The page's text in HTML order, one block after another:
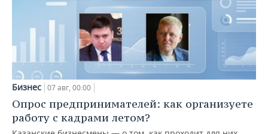
Бизнес 07 авг, 00:00
Опрос предпринимателей: как организуете
работу с кадрами летом?